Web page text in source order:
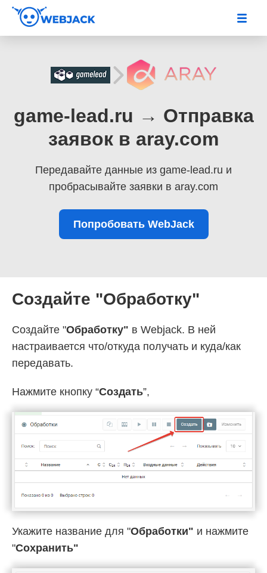
game-lead.ru → Отправка
заявок в aray.com
Передавайте данные из game-lead.ru и
пробрасывайте заявки в aray.com
Попробовать WebJack
Создайте "Обработку"
Создайте "Обработку" в Webjack. В ней
настраивается что/откуда получать и куда/как
передавать.
Нажмите кнопку “Создать”,
Укажите название для "Обработки" и нажмите
"Cохранить"